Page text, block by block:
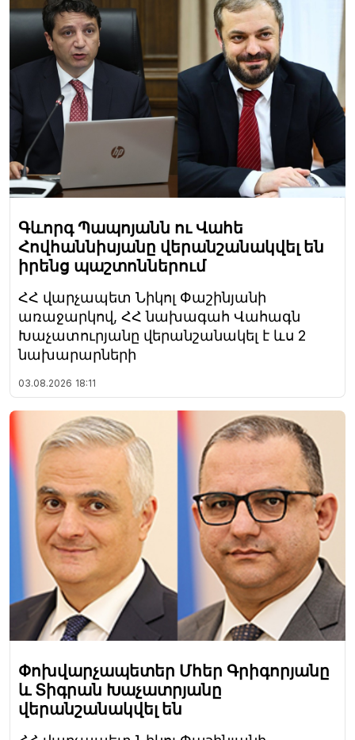
Գևորգ Պապոյանն ու Վահե
Հովհաննիսյանը վերանշանակվել են
իրենց պաշտոններում
ՀՀ վարչապետ Նիկոլ Փաշինյանի
առաջարկով, ՀՀ նախագահ Վահագն
Խաչատուրյանը վերանշանակել է ևս 2
նախարարների
03.08.2026 18:11
Փոխվարչապետեր Մհեր Գրիգորյանը
և Տիգրան Խաչատրյանը
վերանշանակվել են